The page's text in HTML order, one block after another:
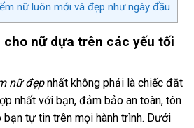
nữ luôn mới và đẹp như ngày đầu
cho nữ dựa trên các yếu tối
nữ đẹpnhất không phải là chiếc đắt
nhất với bạn, đảm bảo an toàn, tôn
bạn tự tin trên mọi hành trình. Dưới